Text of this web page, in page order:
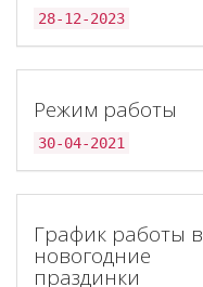
28-12-2023
Режим работы
30-04-2021
График работы в
новогодние
праздинки